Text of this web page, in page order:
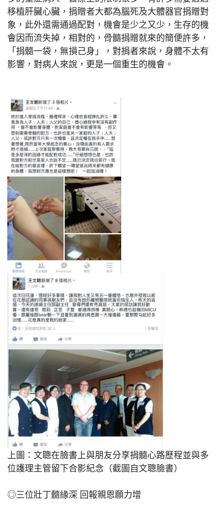
移植肝臟心臟，捐贈者大都為腦死及大體器官捐贈對
象，此外還需通過配對，機會是少之又少，生存的機
會因而流失掉，相對的，骨髓捐贈就來的簡便許多，
「捐髓一袋，無損己身」，對捐者來說，身體不太有
影響，對病人來說，更是一個重生的機會。
上圖：文聰在臉書上與朋友分享捐髓心路歷程並與多
位護理主管留下合影紀念（截圖自文聰臉書）
◎三位壯丁髓緣深 回報親恩願力增